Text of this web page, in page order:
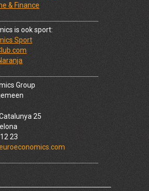
& Finance
is ook sport:
Sport
Group
25
23